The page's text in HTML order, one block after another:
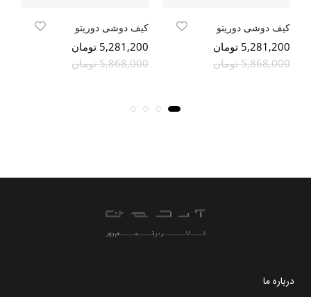
کیف دوشی دوریتو
5,281,200 تومان
5,868,000 تومان
کیف دوشی دوریتو
5,281,200 تومان
5,868,000 تومان
درباره ما